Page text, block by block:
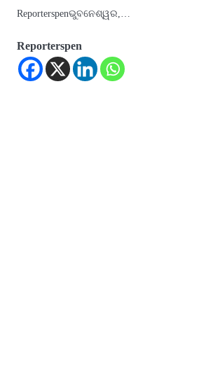
Reporterspenଭୁବନେଶ୍ୱର,…
Reporterspen